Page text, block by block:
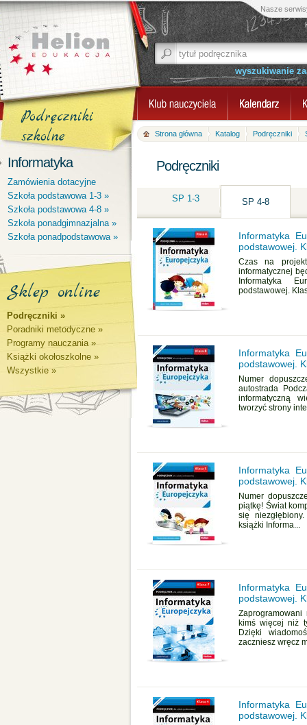
Nasze
wyszukiwanie
Podręczniki
szkolne
Informatyka
Zamówienia dotacyjne
Szkoła podstawowa 1-3 »
Szkoła podstawowa 4-8 »
Szkoła ponadgimnazjalna »
Szkoła ponadpodstawowa »
Sklep online
Podręczniki »
Poradniki metodyczne »
Programy nauczania »
Książki okołoszkolne »
Wszystkie »
Strona główna Katalog Podręczniki
Podręczniki
SP 1-3 SP 4-8
Informatyka
podstawowej.
Czas na
informatycznej
Informatyka
podstawowej.
Informatyka
podstawowej.
Numer
autostrada
informatyczną
tworzyć strony
Informatyka
podstawowej.
Numer
piątkę! Świat
się
książki Informa...
Informatyka
podstawowej.
kimś więcej niż
Dzięki
zaczniesz wręcz
Informatyka
podstawowej.